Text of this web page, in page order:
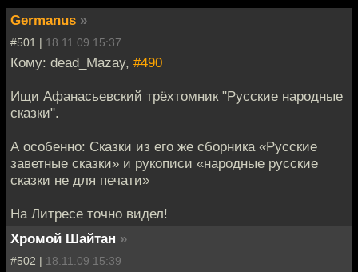
Germanus »
#501 | 18.11.09 15:37
Кому: dead_Mazay, #490
Ищи Афанасьевский трёхтомник "Русские народные
сказки".
А особенно: Сказки из его же сборника «Русские
заветные сказки» и рукописи «народные русские
сказки не для печати»
На Литресе точно видел!
Хромой Шайтан »
#502 | 18.11.09 15:39